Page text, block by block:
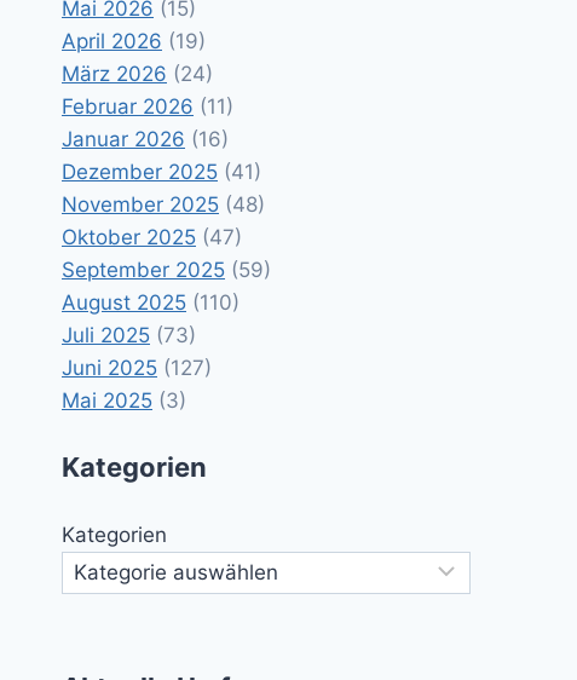
Mai 2026 (15)
April 2026 (19)
März 2026 (24)
Februar 2026 (11)
Januar 2026 (16)
Dezember 2025 (41)
November 2025 (48)
Oktober 2025 (47)
September 2025 (59)
August 2025 (110)
Juli 2025 (73)
Juni 2025 (127)
Mai 2025 (3)
Kategorien
Kategorien